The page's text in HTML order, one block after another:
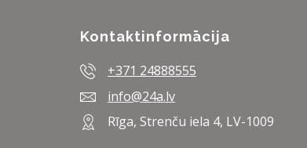
Kontaktinformācija
+371 24888555
info@24a.lv
Rīga, Strenču iela 4, LV-1009